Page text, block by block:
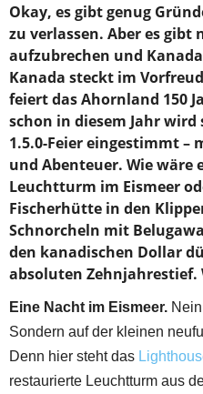
Okay, es gibt genug
zu verlassen. Aber es gibt
aufzubrechen und
Kanada steckt im
feiert das Ahornland 150
schon in diesem Jahr
1.5.0-Feier eingestimmt –
und Abenteuer. Wie wäre
Leuchtturm im Eismeer
Fischerhütte in den
Schnorcheln mit
den kanadischen Dollar
absoluten Zehnjahrestief.
Eine Nacht im Eismeer.
Sondern auf der kleinen
Denn hier steht das
restaurierte Leuchtturm aus